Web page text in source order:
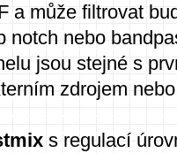
a může filtrovat
notch nebo
jsou stejné s
zdrojem
s regulací